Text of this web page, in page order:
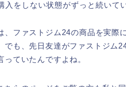
入をしない状態がずっと続いて
、ファストジム24の商品を実際
でも、先日友達がファストジム
っていたんですよね。